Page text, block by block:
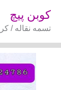
کوبن پیچ
تسمه نقاله /